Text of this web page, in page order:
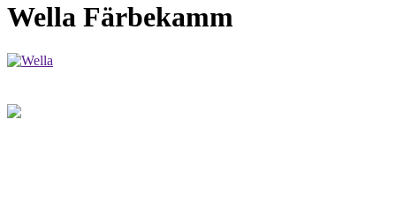
Wella Färbekamm